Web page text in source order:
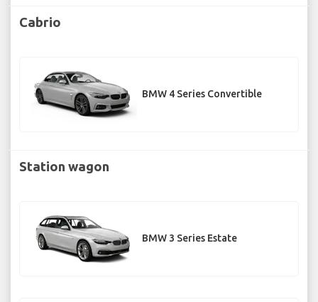
Cabrio
BMW 4 Series Convertible
Station wagon
BMW 3 Series Estate